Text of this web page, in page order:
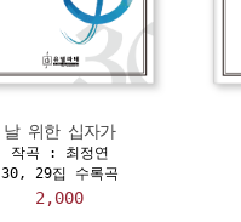
날 위한 십자가
작곡 : 최정연
30, 29집 수록곡
2,000